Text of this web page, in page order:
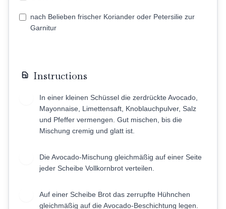
nach Belieben frischer Koriander oder Petersilie zur
Garnitur
Instructions
In einer kleinen Schüssel die zerdrückte Avocado,
Mayonnaise, Limettensaft, Knoblauchpulver, Salz
und Pfeffer vermengen. Gut mischen, bis die
Mischung cremig und glatt ist.
Die Avocado-Mischung gleichmäßig auf einer Seite
jeder Scheibe Vollkornbrot verteilen.
Auf einer Scheibe Brot das zerrupfte Hühnchen
gleichmäßig auf die Avocado-Beschichtung legen.